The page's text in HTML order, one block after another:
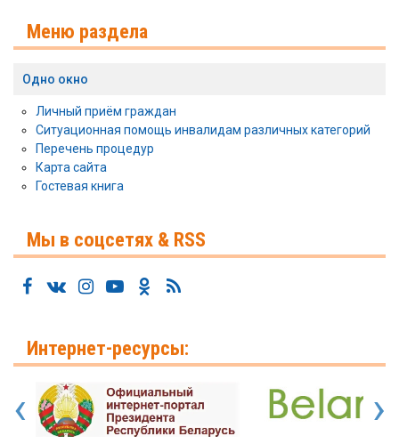
Меню раздела
Одно окно
Личный приём граждан
Ситуационная помощь инвалидам различных категорий
Перечень процедур
Карта сайта
Гостевая книга
Мы в соцсетях & RSS
Интернет-ресурсы:
‹ ›